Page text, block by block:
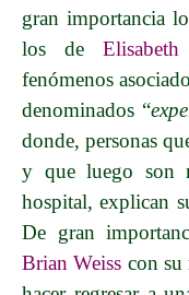
gran importancia
los de
fenómenos
denominados “
donde, personas
y que luego son
hospital, explican
De gran
Brian Weiss con su